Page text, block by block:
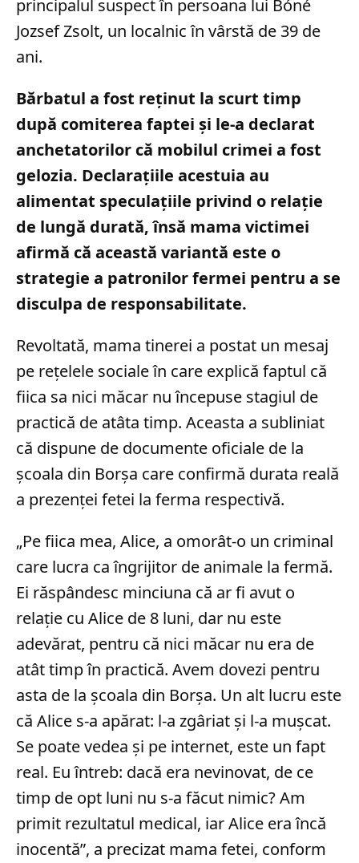
principalul suspect în persoana lui Bóné
Jozsef Zsolt, un localnic în vârstă de 39 de
ani.
Bărbatul a fost reținut la scurt timp
după comiterea faptei și le-a declarat
anchetatorilor că mobilul crimei a fost
gelozia. Declarațiile acestuia au
alimentat speculațiile privind o relație
de lungă durată, însă mama victimei
afirmă că această variantă este o
strategie a patronilor fermei pentru a se
disculpa de responsabilitate.
Revoltată, mama tinerei a postat un mesaj
pe rețelele sociale în care explică faptul că
fiica sa nici măcar nu începuse stagiul de
practică de atâta timp. Aceasta a subliniat
că dispune de documente oficiale de la
școala din Borșa care confirmă durata reală
a prezenței fetei la ferma respectivă.
„Pe fiica mea, Alice, a omorât-o un criminal
care lucra ca îngrijitor de animale la fermă.
Ei răspândesc minciuna că ar fi avut o
relație cu Alice de 8 luni, dar nu este
adevărat, pentru că nici măcar nu era de
atât timp în practică. Avem dovezi pentru
asta de la școala din Borșa. Un alt lucru este
că Alice s-a apărat: l-a zgâriat și l-a mușcat.
Se poate vedea și pe internet, este un fapt
real. Eu întreb: dacă era nevinovat, de ce
timp de opt luni nu s-a făcut nimic? Am
primit rezultatul medical, iar Alice era încă
inocentă”, a precizat mama fetei, conform